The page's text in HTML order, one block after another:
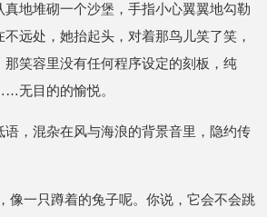
真地堆砌一个沙堡，手指小心翼翼地勾勒
远处，她抬起头，对着那鸟儿笑了笑，
那笑容里没有任何程序设定的刻板，纯
无目的的愉悦。
语，混杂在风与海浪的背景音里，隐约传
一只蹲着的兔子呢。你说，它会不会跳